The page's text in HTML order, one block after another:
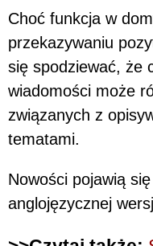
Choć funkcja w
przekazywaniu
się spodziewać, że
wiadomości może
związanych z
tematami.
Nowości pojawią
anglojęzycznej